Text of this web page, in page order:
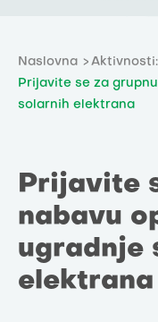
Naslovna
Prijavite se za
solarnih elektrana
Prijavite
nabavu
ugradnje
elektrana